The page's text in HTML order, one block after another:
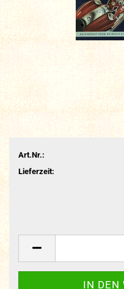
Art.Nr.:
Lieferzeit: